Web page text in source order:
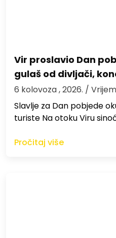
Vir proslavio Dan
gulaš od divljači,
6 kolovoza , 2026. /
Slavlje za Dan pobjede
turiste Na otoku Viru
Pročitaj više